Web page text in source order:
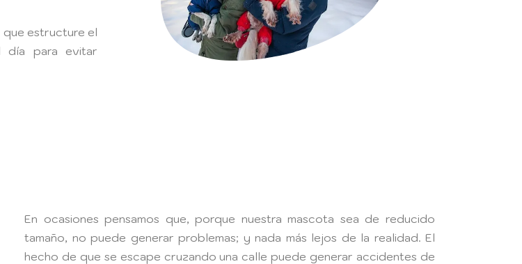
que estructure el
día para evitar
En ocasiones pensamos que, porque nuestra mascota sea de reducido
tamaño, no puede generar problemas; y nada más lejos de la realidad. El
hecho de que se escape cruzando una calle puede generar accidentes de